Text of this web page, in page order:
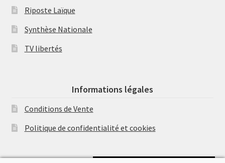
Riposte Laïque
Synthèse Nationale
TV libertés
Informations légales
Conditions de Vente
Politique de confidentialité et cookies